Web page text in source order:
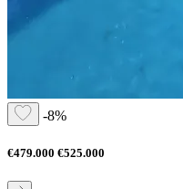
-8%
€479.000 €525.000